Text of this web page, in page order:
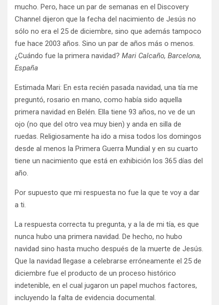
mucho. Pero, hace un par de semanas en el Discovery
Channel dijeron que la fecha del nacimiento de Jesús no
sólo no era el 25 de diciembre, sino que además tampoco
fue hace 2003 años. Sino un par de años más o menos.
¿Cuándo fue la primera navidad? Mari Calcaño, Barcelona,
España
Estimada Mari: En esta recién pasada navidad, una tía me
preguntó, rosario en mano, como había sido aquella
primera navidad en Belén. Ella tiene 93 años, no ve de un
ojo (no que del otro vea muy bien) y anda en silla de
ruedas. Religiosamente ha ido a misa todos los domingos
desde al menos la Primera Guerra Mundial y en su cuarto
tiene un nacimiento que está en exhibición los 365 días del
año.
Por supuesto que mi respuesta no fue la que te voy a dar
a ti.
La respuesta correcta tu pregunta, y a la de mi tía, es que
nunca hubo una primera navidad. De hecho, no hubo
navidad sino hasta mucho después de la muerte de Jesús.
Que la navidad llegase a celebrarse erróneamente el 25 de
diciembre fue el producto de un proceso histórico
indetenible, en el cual jugaron un papel muchos factores,
incluyendo la falta de evidencia documental.